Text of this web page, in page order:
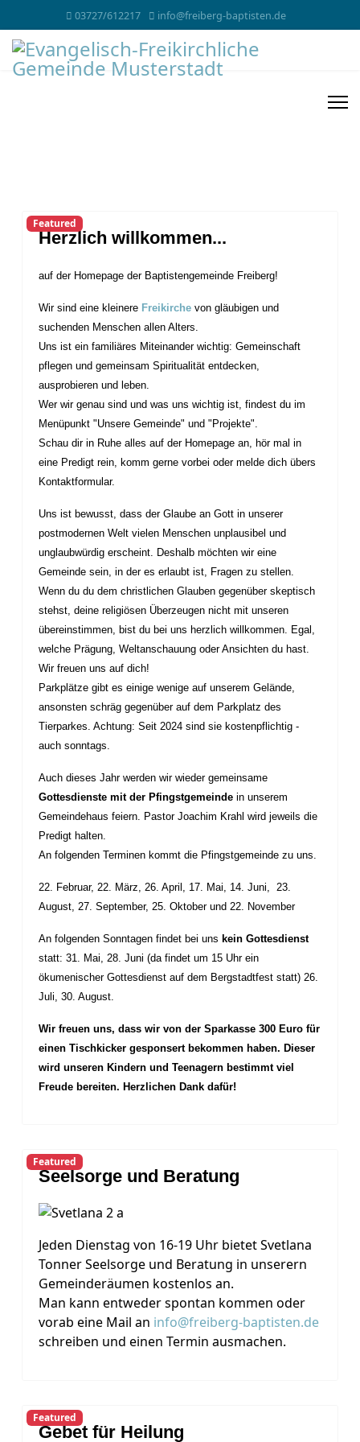
03727/612217 info@freiberg-baptisten.de
Featured
Herzlich willkommen...
auf der Homepage der Baptistengemeinde Freiberg!
Wir sind eine kleinere Freikirche von gläubigen und
suchenden Menschen allen Alters.
Uns ist ein familiäres Miteinander wichtig: Gemeinschaft
pflegen und gemeinsam Spiritualität entdecken,
ausprobieren und leben.
Wer wir genau sind und was uns wichtig ist, findest du im
Menüpunkt "Unsere Gemeinde" und "Projekte".
Schau dir in Ruhe alles auf der Homepage an, hör mal in
eine Predigt rein, komm gerne vorbei oder melde dich übers
Kontaktformular.
Uns ist bewusst, dass der Glaube an Gott in unserer
postmodernen Welt vielen Menschen unplausibel und
unglaubwürdig erscheint. Deshalb möchten wir eine
Gemeinde sein, in der es erlaubt ist, Fragen zu stellen.
Wenn du du dem christlichen Glauben gegenüber skeptisch
stehst, deine religiösen Überzeugen nicht mit unseren
übereinstimmen, bist du bei uns herzlich willkommen. Egal,
welche Prägung, Weltanschauung oder Ansichten du hast.
Wir freuen uns auf dich!
Parkplätze gibt es einige wenige auf unserem Gelände,
ansonsten schräg gegenüber auf dem Parkplatz des
Tierparkes. Achtung: Seit 2024 sind sie kostenpflichtig -
auch sonntags.
Auch dieses Jahr werden wir wieder gemeinsame
Gottesdienste mit der Pfingstgemeinde in unserem
Gemeindehaus feiern. Pastor Joachim Krahl wird jeweils die
Predigt halten.
An folgenden Terminen kommt die Pfingstgemeinde zu uns.
22. Februar, 22. März, 26. April, 17. Mai, 14. Juni, 23.
August, 27. September, 25. Oktober und 22. November
An folgenden Sonntagen findet bei uns kein Gottesdienst
statt: 31. Mai, 28. Juni (da findet um 15 Uhr ein
ökumenischer Gottesdienst auf dem Bergstadtfest statt) 26.
Juli, 30. August.
Wir freuen uns, dass wir von der Sparkasse 300 Euro für
einen Tischkicker gesponsert bekommen haben. Dieser
wird unseren Kindern und Teenagern bestimmt viel
Freude bereiten. Herzlichen Dank dafür!
Featured
Seelsorge und Beratung
Jeden Dienstag von 16-19 Uhr bietet Svetlana
Tonner Seelsorge und Beratung in unserern
Gemeinderäumen kostenlos an.
Man kann entweder spontan kommen oder
vorab eine Mail an info@freiberg-baptisten.de
schreiben und einen Termin ausmachen.
Featured
Gebet für Heilung